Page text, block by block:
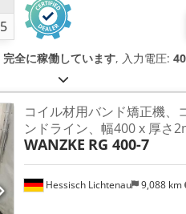
5
完全に稼働しています, 入力電圧:
Hessisch Lichtenau 9,088 km
コイル材用バンド矯正機、
ンドライン、幅400 x 厚さ
WANZKE RG 400-7